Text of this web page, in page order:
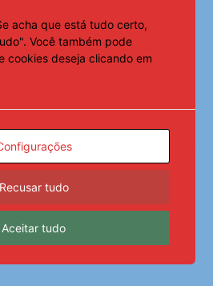
campeões, Cruzeiro e Grêmio
às quartas da Copa do Brasil
acha que está tudo certo,
Você também pode
cookies deseja clicando em
Recusar tudo
Aceitar tudo